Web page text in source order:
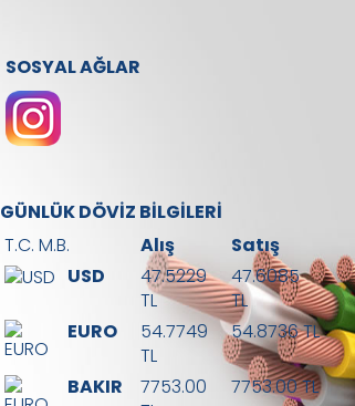
SOSYAL AĞLAR
GÜNLÜK DÖVİZ BİLGİLERİ
T.C. M.B.
Alış
Satış
USD
47.5229
TL
47.6085
TL
EURO
54.7749
TL
54.8736 TL
BAKIR
7753.00
7753.00 TL